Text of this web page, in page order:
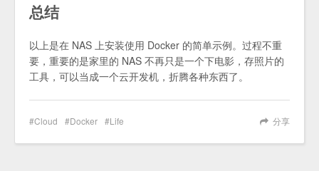
总结
以上是在 NAS 上安装使用 Docker 的简单示例。过程不重
要，重要的是家里的 NAS 不再只是一个下电影，存照片的
工具，可以当成一个云开发机，折腾各种东西了。
分享
Cloud Docker Life